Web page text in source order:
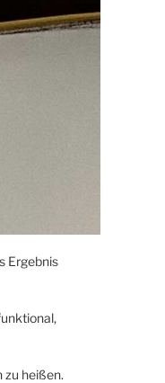
Ergebnis
zu heißen.